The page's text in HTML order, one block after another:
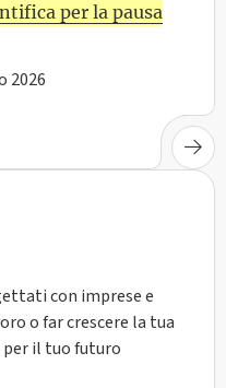
per la pausa
2026
con imprese e
o far crescere la tua
per il tuo futuro